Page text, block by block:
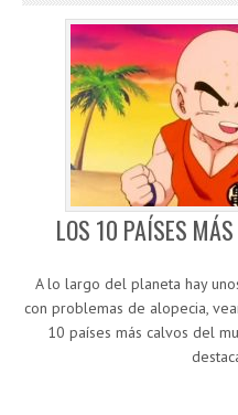
LOS 10 PAÍSES
A lo largo del planeta hay
con problemas de alopecia,
10 países más calvos del